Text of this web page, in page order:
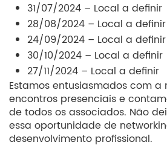
31/07/2024 – Local a definir
28/08/2024 – Local a definir
24/09/2024 – Local a definir
30/10/2024 – Local a definir
27/11/2024 – Local a definir
Estamos entusiasmados com
encontros presenciais e
de todos os associados. Não
essa oportunidade de
desenvolvimento profissional.